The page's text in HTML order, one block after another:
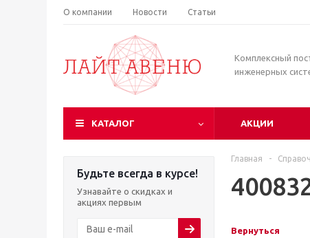
О компании Новости Статьи
Комплексный
инженерных
КАТАЛОГ АКЦИИ
Будьте всегда в курсе!
Узнавайте о скидках и
акциях первым
Главная -
Вернуться